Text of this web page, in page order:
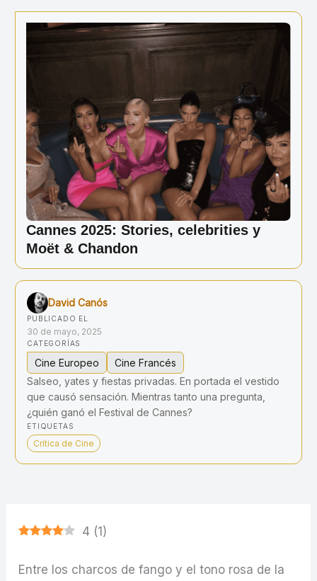
Cannes 2025: Stories, celebrities y
Moët & Chandon
David Canós
PUBLICADO EL
30 de mayo, 2025
CATEGORÍAS
Cine Europeo
Cine Francés
Salseo, yates y fiestas privadas. En portada el vestido
que causó sensación. Mientras tanto una pregunta,
¿quién ganó el Festival de Cannes?
ETIQUETAS
Crítica de Cine
4 (1 )
Entre los charcos de fango y el tono rosa de la